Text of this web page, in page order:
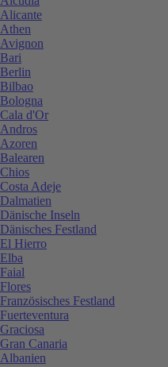
Alicante
Athen
Avignon
Bari
Berlin
Bilbao
Bologna
Cala d'Or
Andros
Azoren
Balearen
Chios
Costa Adeje
Dalmatien
Dänische Inseln
Dänisches Festland
El Hierro
Elba
Faial
Flores
Französisches Festland
Fuerteventura
Graciosa
Gran Canaria
Albanien